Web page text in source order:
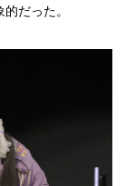
だった。